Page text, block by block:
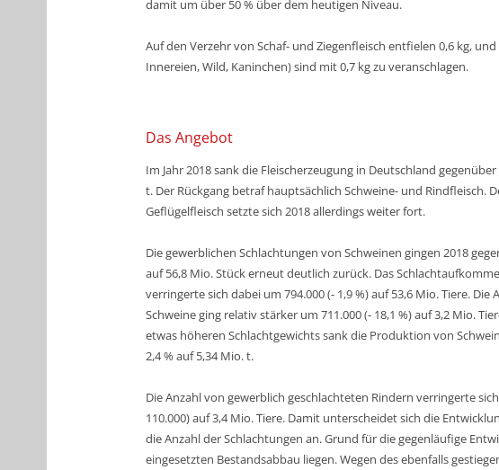
damit um über 50 % über dem heutigen Niveau.
Auf den Verzehr von Schaf- und Ziegenfleisch entfielen 0,6 kg,
Innereien, Wild, Kaninchen) sind mit 0,7 kg zu veranschlagen.
Das Angebot
Im Jahr 2018 sank die Fleischerzeugung in Deutschland
t. Der Rückgang betraf hauptsächlich Schweine- und Rindfleisch.
Geflügelfleisch setzte sich 2018 allerdings weiter fort.
Die gewerblichen Schlachtungen von Schweinen gingen 2018
auf 56,8 Mio. Stück erneut deutlich zurück. Das
verringerte sich dabei um 794.000 (- 1,9 %) auf 53,6 Mio. Tiere.
Schweine ging relativ stärker um 711.000 (- 18,1 %) auf 3,2 Mio.
etwas höheren Schlachtgewichts sank die Produktion von
2,4 % auf 5,34 Mio. t.
Die Anzahl von gewerblich geschlachteten Rindern verringerte
110.000) auf 3,4 Mio. Tiere. Damit unterscheidet sich die
die Anzahl der Schlachtungen an. Grund für die gegenläufige
eingesetzten Bestandsabbau liegen. Wegen des ebenfalls